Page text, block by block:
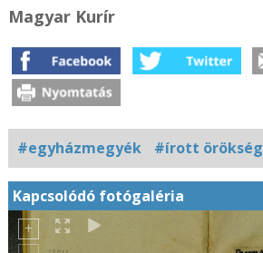
Magyar Kurír
#egyházmegyék #írott örökség
Kapcsolódó fotógaléria